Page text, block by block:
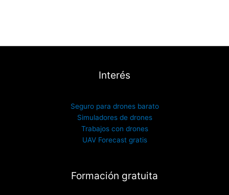
Interés
Seguro para drones barato
Simuladores de drones
Trabajos con drones
UAV Forecast gratis
Formación gratuita